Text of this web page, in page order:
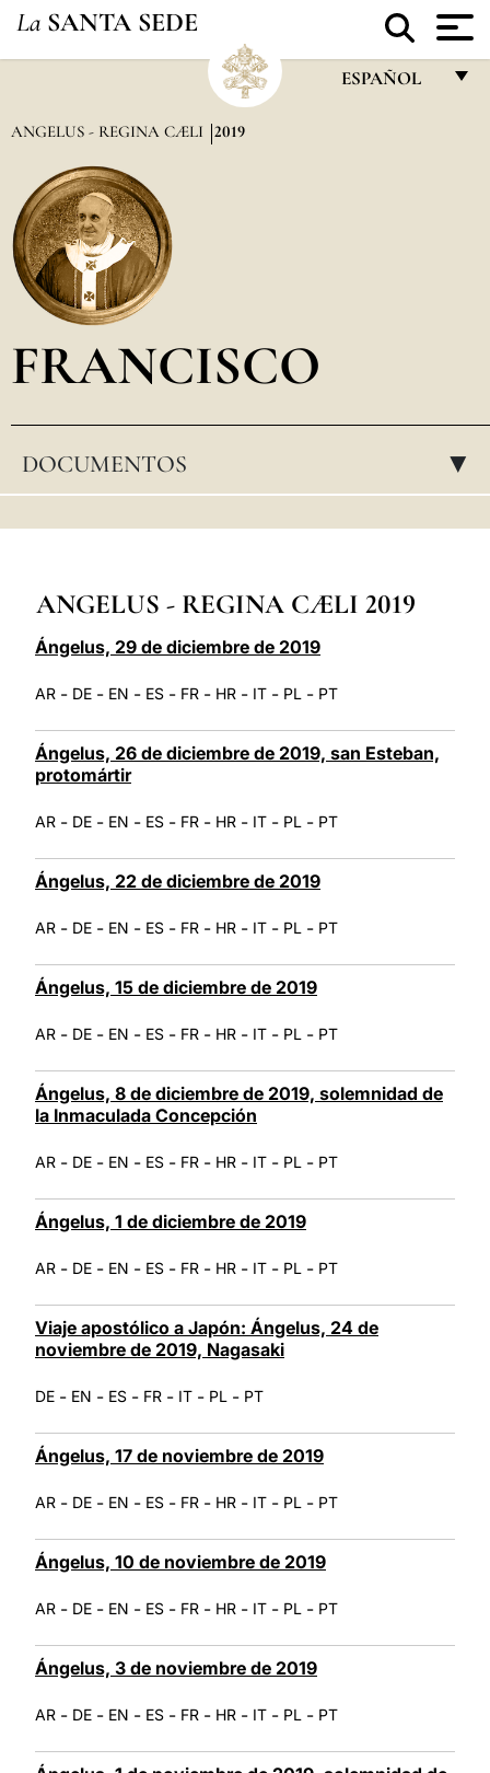
La SANTA SEDE
ESPAÑOL
العربيّة
ANGELUS - REGINA CÆLI 2019
FRANCISCO
DOCUMENTOS ▸
ANGELUS - REGINA CÆLI 2019
Ángelus, 29 de diciembre de 2019
AR - DE - EN - ES - FR - HR - IT - PL - PT
Ángelus, 26 de diciembre de 2019, san Esteban,
protomártir
AR - DE - EN - ES - FR - HR - IT - PL - PT
Ángelus, 22 de diciembre de 2019
AR - DE - EN - ES - FR - HR - IT - PL - PT
Ángelus, 15 de diciembre de 2019
AR - DE - EN - ES - FR - HR - IT - PL - PT
Ángelus, 8 de diciembre de 2019, solemnidad de
la Inmaculada Concepción
AR - DE - EN - ES - FR - HR - IT - PL - PT
Ángelus, 1 de diciembre de 2019
AR - DE - EN - ES - FR - HR - IT - PL - PT
Viaje apostólico a Japón: Ángelus, 24 de
noviembre de 2019, Nagasaki
DE - EN - ES - FR - IT - PL - PT
Ángelus, 17 de noviembre de 2019
AR - DE - EN - ES - FR - HR - IT - PL - PT
Ángelus, 10 de noviembre de 2019
AR - DE - EN - ES - FR - HR - IT - PL - PT
Ángelus, 3 de noviembre de 2019
AR - DE - EN - ES - FR - HR - IT - PL - PT